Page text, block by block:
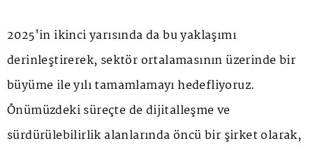
2025'in ikinci yarısında da bu yaklaşımı
derinleştirerek, sektör ortalamasının üzerinde bir
büyüme ile yılı tamamlamayı hedefliyoruz.
Önümüzdeki süreçte de dijitalleşme ve
sürdürülebilirlik alanlarında öncü bir şirket olarak,